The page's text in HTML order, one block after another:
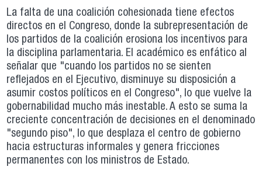
La falta de una coalición cohesionada tiene efectos
directos en el Congreso, donde la subrepresentación de
los partidos de la coalición erosiona los incentivos para
la disciplina parlamentaria. El académico es enfático al
señalar que "cuando los partidos no se sienten
reflejados en el Ejecutivo, disminuye su disposición a
asumir costos políticos en el Congreso", lo que vuelve la
gobernabilidad mucho más inestable. A esto se suma la
creciente concentración de decisiones en el denominado
"segundo piso", lo que desplaza el centro de gobierno
hacia estructuras informales y genera fricciones
permanentes con los ministros de Estado.